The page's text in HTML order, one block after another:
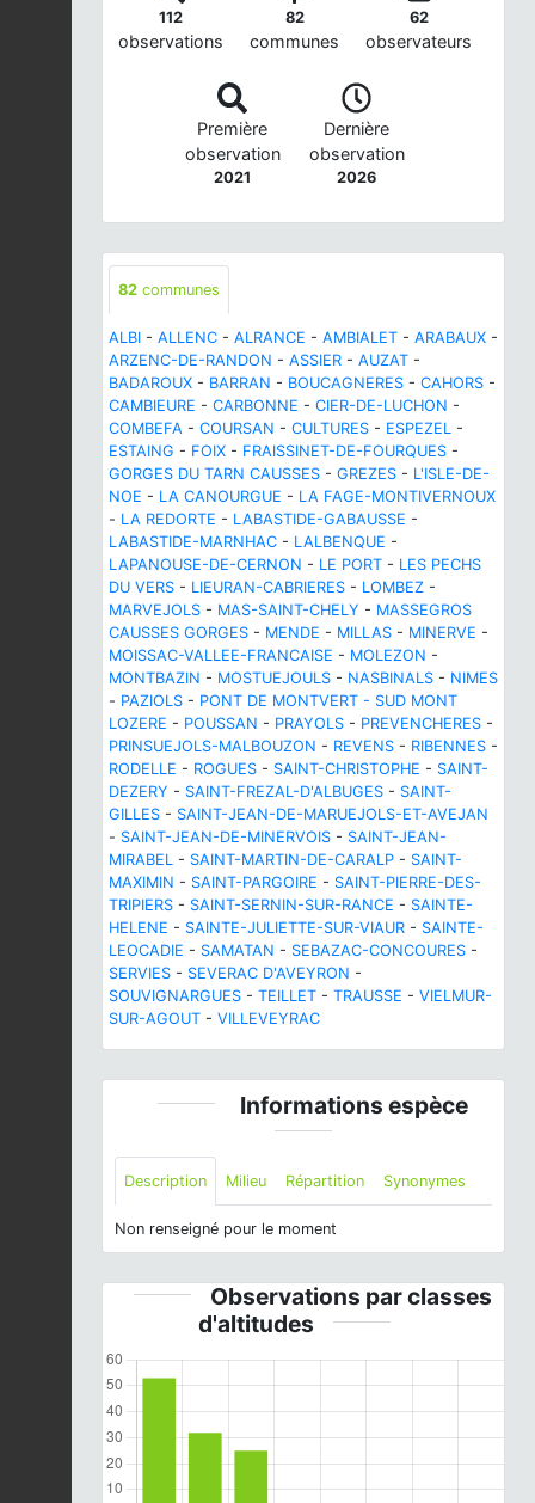
112
observations
82
communes
62
observateurs
Première
observation
2021
Dernière
observation
2026
82 communes
ALBI - ALLENC - ALRANCE - AMBIALET - ARABAUX -
ARZENC-DE-RANDON - ASSIER - AUZAT -
BADAROUX - BARRAN - BOUCAGNERES - CAHORS -
CAMBIEURE - CARBONNE - CIER-DE-LUCHON -
COMBEFA - COURSAN - CULTURES - ESPEZEL -
ESTAING - FOIX - FRAISSINET-DE-FOURQUES -
GORGES DU TARN CAUSSES - GREZES - L'ISLE-DE-
NOE - LA CANOURGUE - LA FAGE-MONTIVERNOUX
- LA REDORTE - LABASTIDE-GABAUSSE -
LABASTIDE-MARNHAC - LALBENQUE -
LAPANOUSE-DE-CERNON - LE PORT - LES PECHS
DU VERS - LIEURAN-CABRIERES - LOMBEZ -
MARVEJOLS - MAS-SAINT-CHELY - MASSEGROS
CAUSSES GORGES - MENDE - MILLAS - MINERVE -
MOISSAC-VALLEE-FRANCAISE - MOLEZON -
MONTBAZIN - MOSTUEJOULS - NASBINALS - NIMES
- PAZIOLS - PONT DE MONTVERT - SUD MONT
LOZERE - POUSSAN - PRAYOLS - PREVENCHERES -
PRINSUEJOLS-MALBOUZON - REVENS - RIBENNES -
RODELLE - ROGUES - SAINT-CHRISTOPHE - SAINT-
DEZERY - SAINT-FREZAL-D'ALBUGES - SAINT-
GILLES - SAINT-JEAN-DE-MARUEJOLS-ET-AVEJAN
- SAINT-JEAN-DE-MINERVOIS - SAINT-JEAN-
MIRABEL - SAINT-MARTIN-DE-CARALP - SAINT-
MAXIMIN - SAINT-PARGOIRE - SAINT-PIERRE-DES-
TRIPIERS - SAINT-SERNIN-SUR-RANCE - SAINTE-
HELENE - SAINTE-JULIETTE-SUR-VIAUR - SAINTE-
LEOCADIE - SAMATAN - SEBAZAC-CONCOURES -
SERVIES - SEVERAC D'AVEYRON -
SOUVIGNARGUES - TEILLET - TRAUSSE - VIELMUR-
SUR-AGOUT - VILLEVEYRAC
Informations espèce
Description Milieu Répartition Synonymes
Non renseigné pour le moment
Observations par classes
d'altitudes